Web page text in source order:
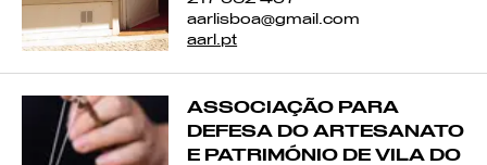
aarlisboa@gmail.com
aarl.pt
ASSOCIAÇÃO PARA
DEFESA DO ARTESANATO
E PATRIMÓNIO DE VILA DO